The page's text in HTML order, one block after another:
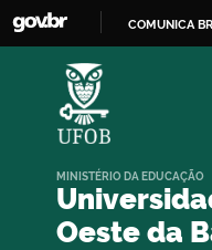
COMUNICA BR
Oeste da
MINISTÉRIO DA EDUCAÇÃO